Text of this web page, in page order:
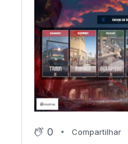
0 Compartilhar